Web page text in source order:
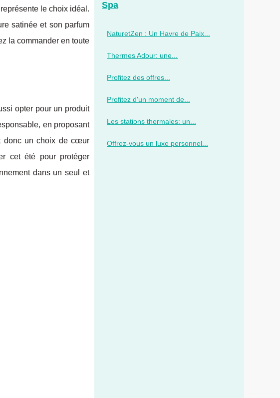
le choix idéal.
satinée et son parfum
la commander en toute
opter pour un produit
en proposant
donc un choix de cœur
cet été pour protéger
dans un seul et
Spa
NaturetZen : Un Havre de Paix...
Thermes Adour: une...
Profitez des offres...
Profitez d'un moment de...
Les stations thermales: un...
Offrez-vous un luxe personnel...